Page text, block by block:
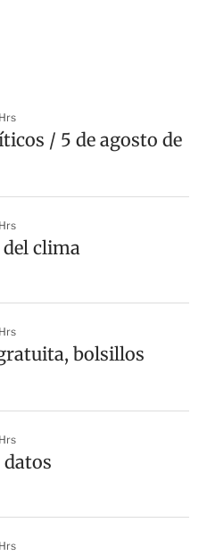
/ 5 de agosto de
clima
bolsillos
datos